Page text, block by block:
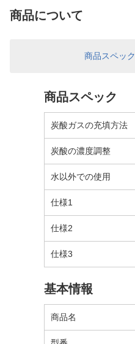
商品について
商品スペック
商品スペック
炭酸ガスの充填方法
炭酸の濃度調整
水以外での使用
仕様1
仕様2
仕様3
基本情報
商品名